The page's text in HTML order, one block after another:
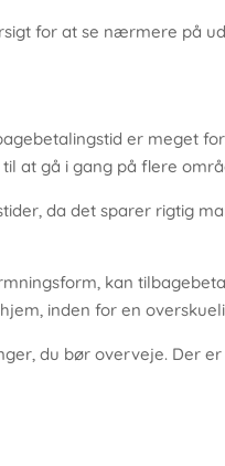
for at se nærmere på
er meget
at gå i gang på flere
da det sparer rigtig
kan
inden for en
du bør overveje. Der